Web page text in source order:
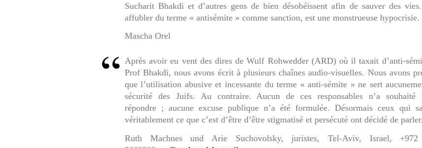
Sucharit Bhakdi et d’autres gens de bien désobéissent afin de sauver des
affubler du terme « antisémite » comme sanction, est une monstrueuse hypocrisie.
Mascha Orel
Après avoir eu vent des dires de Wulf Rohwedder (ARD) où il taxait d’anti-
Prof Bhakdi, nous avons écrit à plusieurs chaînes audio-visuelles. Nous avons
que l’utilisation abusive et incessante du terme « anti-sémite » ne sert
sécurité des Juifs. Au contraire. Aucun de ces responsables n’a souhaité
répondre ; aucune excuse publique n’a été formulée. Désormais ceux qui
véritablement ce que c’est d’être d’être stigmatisé et persécuté ont décidé de parler.
Ruth Machnes und Arie Suchovolsky, juristes, Tel-Aviv, Israel,